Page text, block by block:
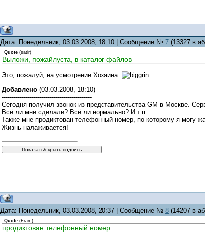
Дата: Понедельник, 03.03.2008, 18:10 | Сообщение № 7 (13327 в
Quote (satir)
Выложи, пожайлуста, в каталог файлов
Это, пожалуй, на усмотрение Хозяина.
Добавлено (03.03.2008, 18:10)
---------------------------------------------
Сегодня получил звонок из представительства GM в Москве.
Всё ли мне сделали? Всё ли нормально? И т.п.
Также мне продиктован телефонный номер, по которому я могу
Жизнь налаживается!
Дата: Понедельник, 03.03.2008, 20:37 | Сообщение № 8 (14207 в
Quote (Fram)
продиктован телефонный номер